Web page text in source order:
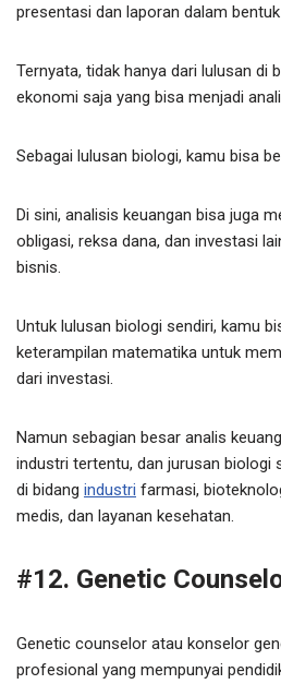
presentasi dan laporan dalam
Ternyata, tidak hanya dari lulusan di
ekonomi saja yang bisa menjadi
Sebagai lulusan biologi, kamu bisa
Di sini, analisis keuangan bisa juga
obligasi, reksa dana, dan investasi
bisnis.
Untuk lulusan biologi sendiri, kamu
keterampilan matematika untuk
dari investasi.
Namun sebagian besar analis
industri tertentu, dan jurusan biologi
di bidang industri farmasi,
medis, dan layanan kesehatan.
#12. Genetic
Genetic counselor atau konselor
profesional yang mempunyai